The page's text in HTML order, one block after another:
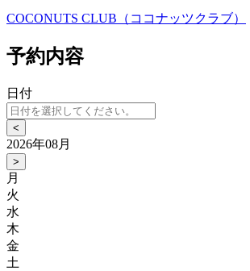
COCONUTS CLUB（ココナッツクラブ）
予約内容
日付
<
2026年08月
>
月
火
水
木
金
土